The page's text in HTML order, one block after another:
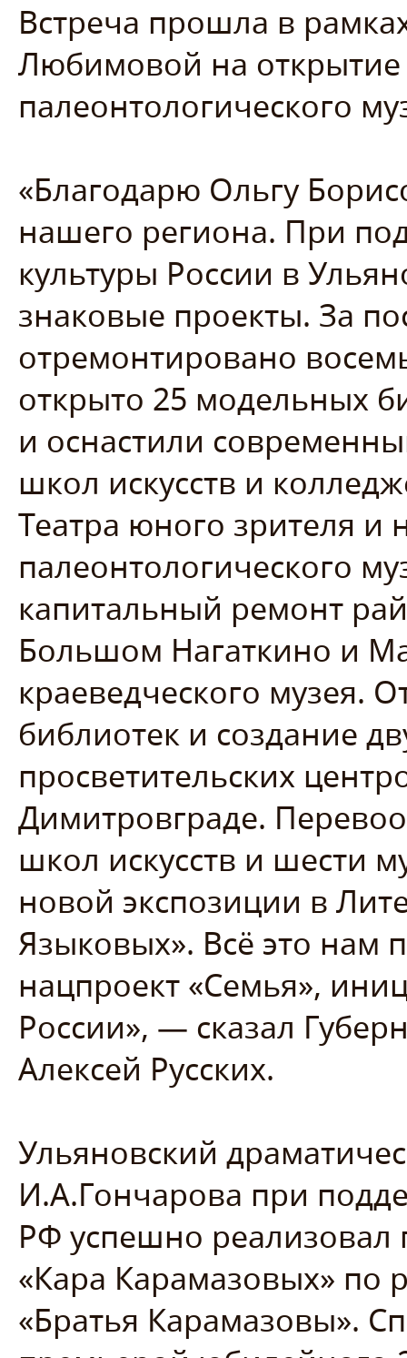
Встреча прошла в
Любимовой на открытие
палеонтологического
«Благодарю Ольгу
нашего региона. При
культуры России в
знаковые проекты. За
отремонтировано
открыто 25 модельных
и оснастили
школ искусств и
Театра юного зрителя и
палеонтологического
капитальный ремонт
Большом Нагаткино и
краеведческого музея.
библиотек и создание
просветительских
Димитровграде.
школ искусств и шести
новой экспозиции в
Языковых». Всё это нам
нацпроект «Семья»,
России», — сказал
Алексей Русских.
Ульяновский
И.А.Гончарова при
РФ успешно реализовал
«Кара Карамазовых» по
«Братья Карамазовы».